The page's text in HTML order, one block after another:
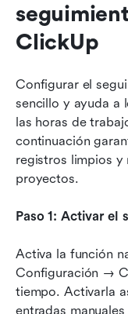
ClickUp
Configurar el
sencillo y ayuda a
las horas de
continuación
registros limpios y
proyectos.
Paso 1: Activar el
Activa la función
Configuración →
tiempo. Activarla
entradas manuales